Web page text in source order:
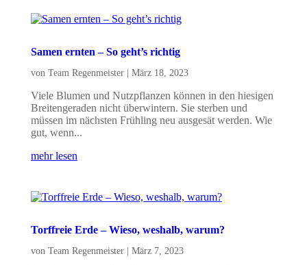
Samen ernten – So geht’s richtig
von Team Regenmeister| März 18, 2023
Viele Blumen und Nutzpflanzen können in den hiesigen
Breitengeraden nicht überwintern. Sie sterben und
müssen im nächsten Frühling neu ausgesät werden. Wie
gut, wenn...
mehr lesen
Torffreie Erde – Wieso, weshalb, warum?
von Team Regenmeister| März 7, 2023